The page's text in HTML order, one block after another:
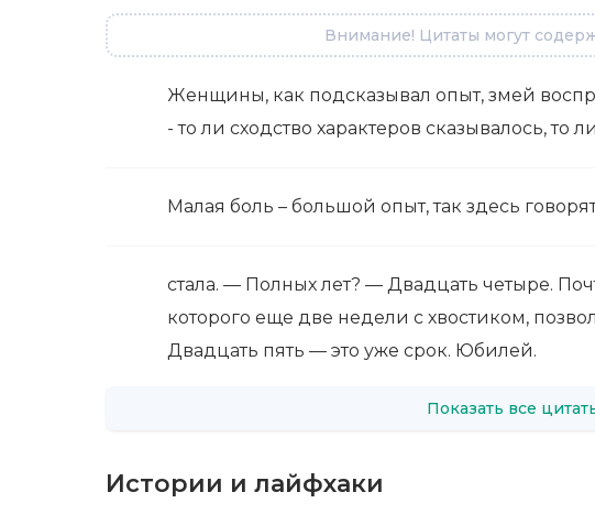
Внимание! Цитаты могут
Женщины, как подсказывал опыт, змей
- то ли сходство характеров сказывалось, то
Малая боль – большой опыт, так здесь
стала. — Полных лет? — Двадцать четыре.
которого еще две недели с хвостиком,
Двадцать пять — это уже срок. Юбилей.
Показать все
Истории и лайфхаки